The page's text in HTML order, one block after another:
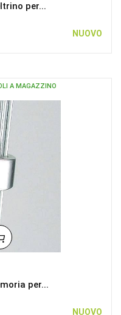
per...
NUOVO
A MAGAZZINO
per...
NUOVO